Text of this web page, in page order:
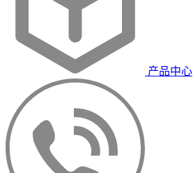
产品中心